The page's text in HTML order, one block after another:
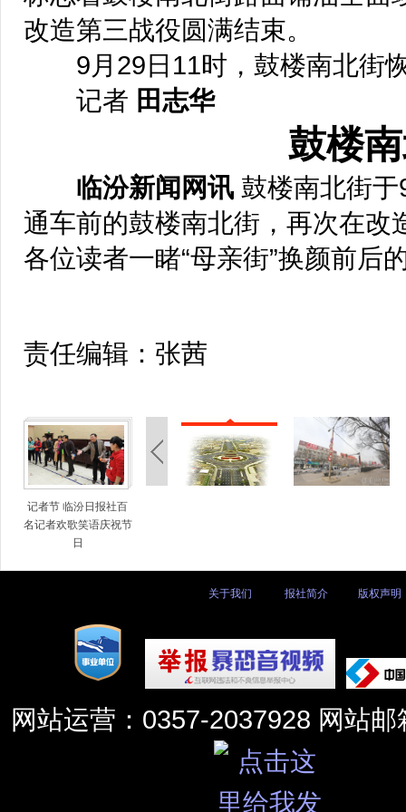
改造第三战役圆满结束。
9月29日11时，鼓楼南北街
记者 田志华
鼓楼
临汾新闻网讯 鼓楼南北街
通车前的鼓楼南北街，再次在
各位读者一睹“母亲街”换颜前后
责任编辑：张茜
记者节 临汾日报社百
名记者欢歌笑语庆祝节
日
关于我们 报社简介 版权声明
网站运营：0357-2037928 网站邮